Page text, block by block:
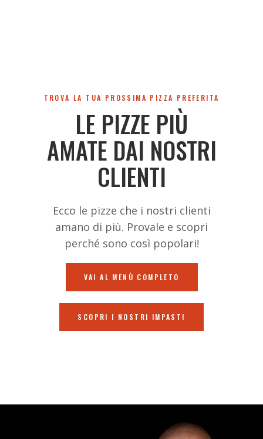
TROVA LA TUA PROSSIMA PIZZA PREFERITA
LE PIZZE PIÙ
AMATE DAI NOSTRI
CLIENTI
Ecco le pizze che i nostri clienti
amano di più. Provale e scopri
perché sono così popolari!
VAI AL MENÙ COMPLETO
SCOPRI I NOSTRI IMPASTI